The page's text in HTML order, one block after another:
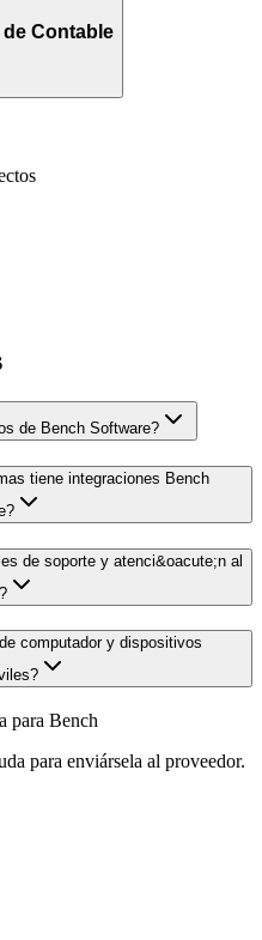
de Contable
de Bench Software?
tiene integraciones Bench
de soporte y atenci&oacute;n al
computador y dispositivos
para Bench
para enviársela al proveedor.